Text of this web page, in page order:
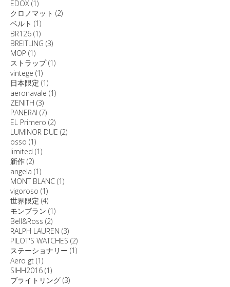
EDOX (1)
クロノマット (2)
ベルト (1)
BR126 (1)
BREITLING (3)
MOP (1)
ストラップ(1)
vintege (1)
日本限定 (1)
aeronavale (1)
ZENITH (3)
PANERAI (7)
EL Primero (2)
LUMINOR DUE (2)
osso (1)
limited (1)
新作 (2)
angela (1)
MONT BLANC (1)
vigoroso (1)
世界限定 (4)
モンブラン (1)
Bell&Ross (2)
RALPH LAUREN (3)
PILOT'S WATCHES (2)
ステーショナリー (1)
Aero gt (1)
SIHH2016 (1)
ブライトリング (3)